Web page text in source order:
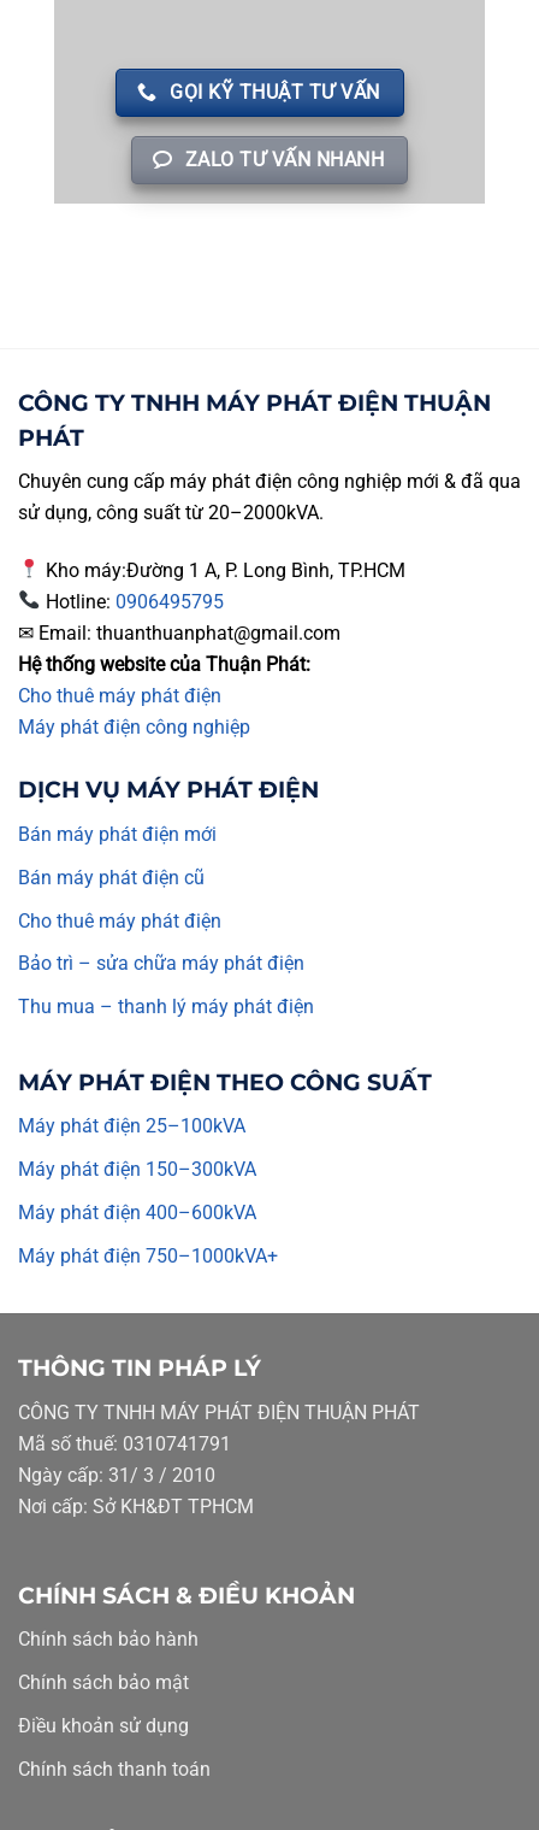
GỌI KỸ THUẬT TƯ VẤN
ZALO TƯ VẤN NHANH
CÔNG TY TNHH MÁY PHÁT ĐIỆN THUẬN
PHÁT
Chuyên cung cấp máy phát điện công nghiệp mới & đã qua
sử dụng, công suất từ 20–2000kVA.
Kho máy:Đường 1 A, P. Long Bình, TP.HCM
Hotline: 0906495795
✉ Email: thuanthuanphat@gmail.com
Hệ thống website của Thuận Phát:
Cho thuê máy phát điện
Máy phát điện công nghiệp
DỊCH VỤ MÁY PHÁT ĐIỆN
Bán máy phát điện mới
Bán máy phát điện cũ
Cho thuê máy phát điện
Bảo trì – sửa chữa máy phát điện
Thu mua – thanh lý máy phát điện
MÁY PHÁT ĐIỆN THEO CÔNG SUẤT
Máy phát điện 25–100kVA
Máy phát điện 150–300kVA
Máy phát điện 400–600kVA
Máy phát điện 750–1000kVA+
THÔNG TIN PHÁP LÝ
CÔNG TY TNHH MÁY PHÁT ĐIỆN THUẬN PHÁT
Mã số thuế: 0310741791
Ngày cấp: 31/ 3 / 2010
Nơi cấp: Sở KH&ĐT TPHCM
CHÍNH SÁCH & ĐIỀU KHOẢN
Chính sách bảo hành
Chính sách bảo mật
Điều khoản sử dụng
Chính sách thanh toán